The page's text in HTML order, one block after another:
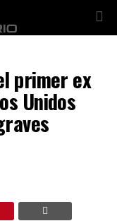
primer ex
Unidos